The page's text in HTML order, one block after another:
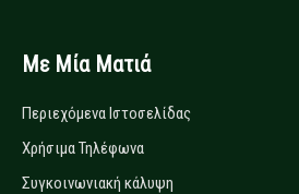
Με Μία Ματιά
Περιεχόμενα Ιστοσελίδας
Χρήσιμα Τηλέφωνα
Συγκοινωνιακή κάλυψη